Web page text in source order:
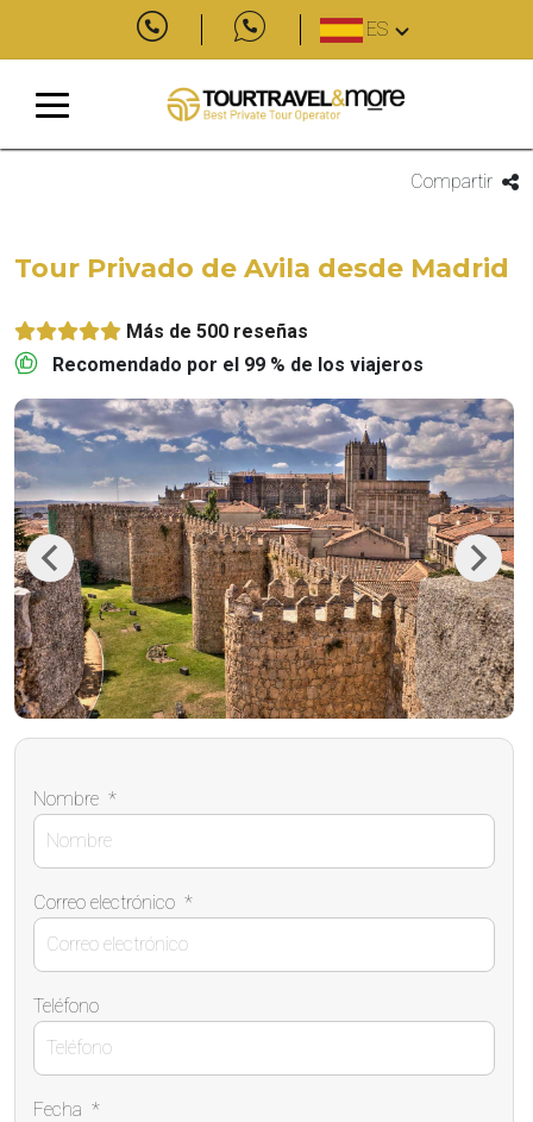
ES
Compartir
Tour Privado de Avila desde Madrid
Más de 500 reseñas
Recomendado por el 99 % de los viajeros
Previous Next
Nombre *
Correo electrónico *
Teléfono
Fecha *